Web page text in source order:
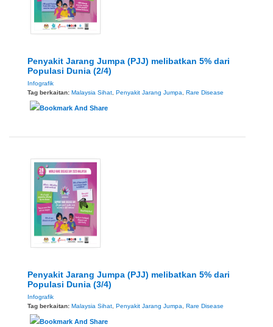
Penyakit Jarang Jumpa (PJJ) melibatkan 5% dari
Populasi Dunia (2/4)
Infografik
Tag berkaitan: Malaysia Sihat Penyakit Jarang Jumpa Rare Disease
Penyakit Jarang Jumpa (PJJ) melibatkan 5% dari
Populasi Dunia (3/4)
Infografik
Tag berkaitan: Malaysia Sihat, Penyakit Jarang Jumpa, Rare Disease